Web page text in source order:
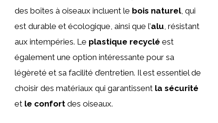
des boîtes à oiseaux incluent le bois naturel, qui
est durable et écologique, ainsi que l’alu , résistant
aux intempéries. Le plastique recyclé est
également une option intéressante pour sa
légèreté et sa facilité d’entretien. Il est essentiel de
choisir des matériaux qui garantissent la sécurité
et le confort des oiseaux.